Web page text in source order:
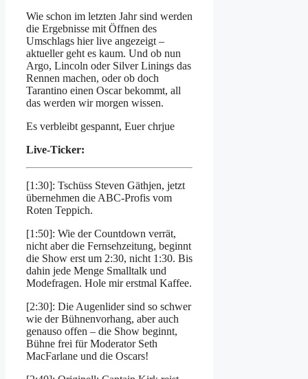
Wie schon im letzten Jahr sind werden
die Ergebnisse mit Öffnen des
Umschlags hier live angezeigt –
aktueller geht es kaum. Und ob nun
Argo, Lincoln oder Silver Linings das
Rennen machen, oder ob doch
Tarantino einen Oscar bekommt, all
das werden wir morgen wissen.
Es verbleibt gespannt, Euer chrjue
Live-Ticker:
[1:30]: Tschüss Steven Gäthjen, jetzt
übernehmen die ABC-Profis vom
Roten Teppich.
[1:50]: Wie der Countdown verrät,
nicht aber die Fernsehzeitung, beginnt
die Show erst um 2:30, nicht 1:30. Bis
dahin jede Menge Smalltalk und
Modefragen. Hole mir erstmal Kaffee.
[2:30]: Die Augenlider sind so schwer
wie der Bühnenvorhang, aber auch
genauso offen – die Show beginnt,
Bühne frei für Moderator Seth
MacFarlane und die Oscars!